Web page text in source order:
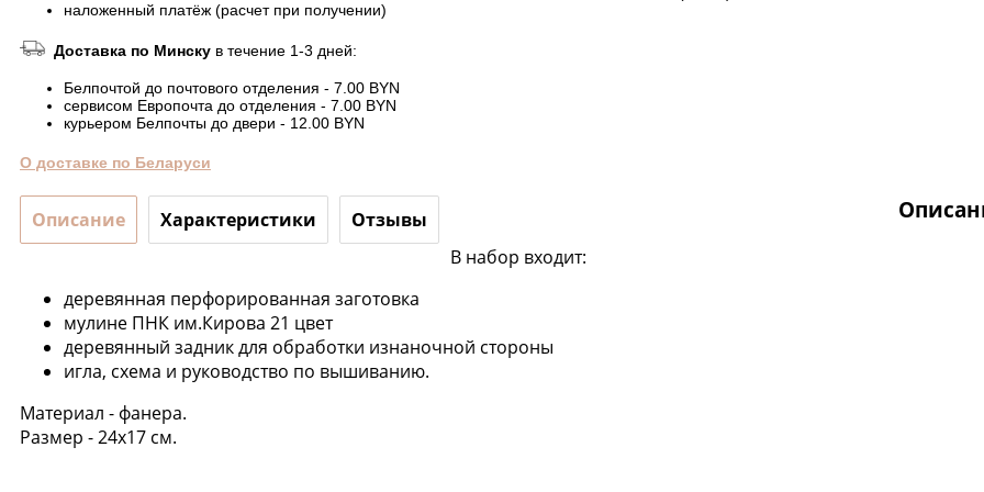
наложенный платёж (расчет при получении)
Доставка по Минску в течение 1-3 дней:
Белпочтой до почтового отделения - 7.00 BYN
сервисом Европочта до отделения - 7.00 BYN
курьером Белпочты до двери - 12.00 BYN
О доставке по Беларуси
Описание Характеристики Отзывы
В набор входит:
деревянная перфорированная заготовка
мулине ПНК им.Кирова 21 цвет
деревянный задник для обработки изнаночной стороны
игла, схема и руководство по вышиванию.
Материал - фанера.
Размер - 24х17 см.